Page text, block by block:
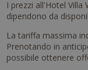
I prezzi all'Hotel
dipendono da
La tariffa massima
Prenotando in
possibile ottenere